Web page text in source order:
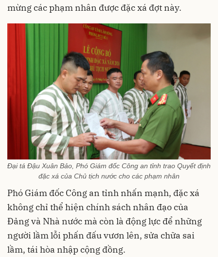
mừng các phạm nhân được đặc xá đợt này.
Đại tá Đậu Xuân Bảo, Phó Giám đốc Công an tỉnh trao Quyết định
đặc xá của Chủ tịch nước cho các phạm nhân
Phó Giám đốc Công an tỉnh nhấn mạnh, đặc xá
không chỉ thể hiện chính sách nhân đạo của
Đảng và Nhà nước mà còn là động lực để những
người lầm lỗi phấn đấu vươn lên, sửa chữa sai
lầm, tái hòa nhập cộng đồng.